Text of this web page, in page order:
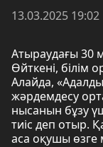
13.03.2025 19:02
Атыраудағы 30
Өйткені, білім
Алайда,
жәрдемдесу
нысанын бұзу
тиіс деп отыр.
аса оқушы өзге